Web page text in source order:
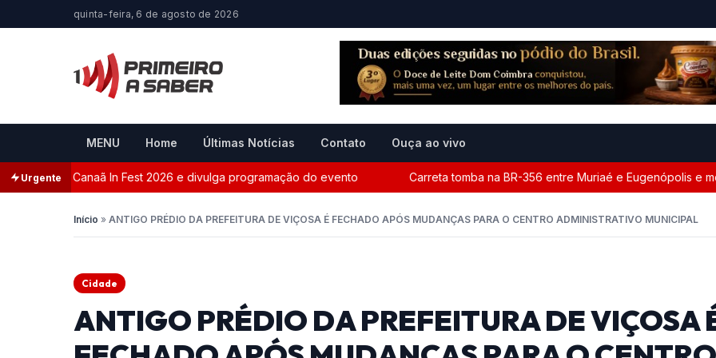
quinta-feira, 6 de agosto de 2026
MENU Home Últimas Notícias Contato Ouça ao vivo
Urgente
do Canaã In Fest 2026 e divulga programação do evento Carreta tomba na BR-356 entre Muriaé e Eugenópolis e
Início » ANTIGO PRÉDIO DA PREFEITURA DE VIÇOSA É FECHADO APÓS MUDANÇAS PARA O CENTRO ADMINISTRATIVO MUNICIPAL
Cidade
ANTIGO PRÉDIO DA PREFEITURA DE VIÇOSA